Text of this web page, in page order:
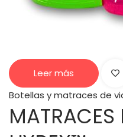
Leer más
Botellas y matraces de
MATRACES